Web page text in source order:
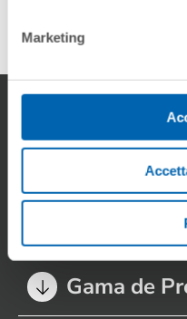
Area de
Gama de